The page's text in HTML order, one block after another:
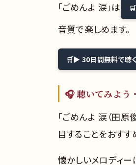
「ごめんよ 涙」は
音質で楽しめます。
▶ 30日間無料で聴く
🎧 聴いてみよう
「ごめんよ 涙（田
目することをおす
懐かしいメロディ